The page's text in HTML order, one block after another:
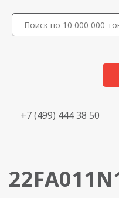
+7 (499) 444 38 50